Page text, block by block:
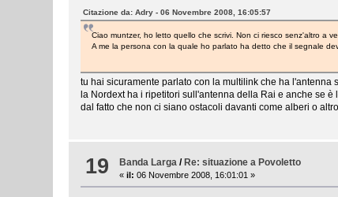
Citazione da: Adry - 06 Novembre 2008, 16:05:57
Ciao muntzer, ho letto quello che scrivi. Non ci riesco senz'altro a
A me la persona con la quale ho parlato ha detto che il segnale
tu hai sicuramente parlato con la multilink che ha l'antenna
la Nordext ha i ripetitori sull'antenna della Rai e anche se
dal fatto che non ci siano ostacoli davanti come alberi o altro
19 Banda Larga /Re: situazione a Povoletto
«il: 06 Novembre 2008, 16:01:01 »